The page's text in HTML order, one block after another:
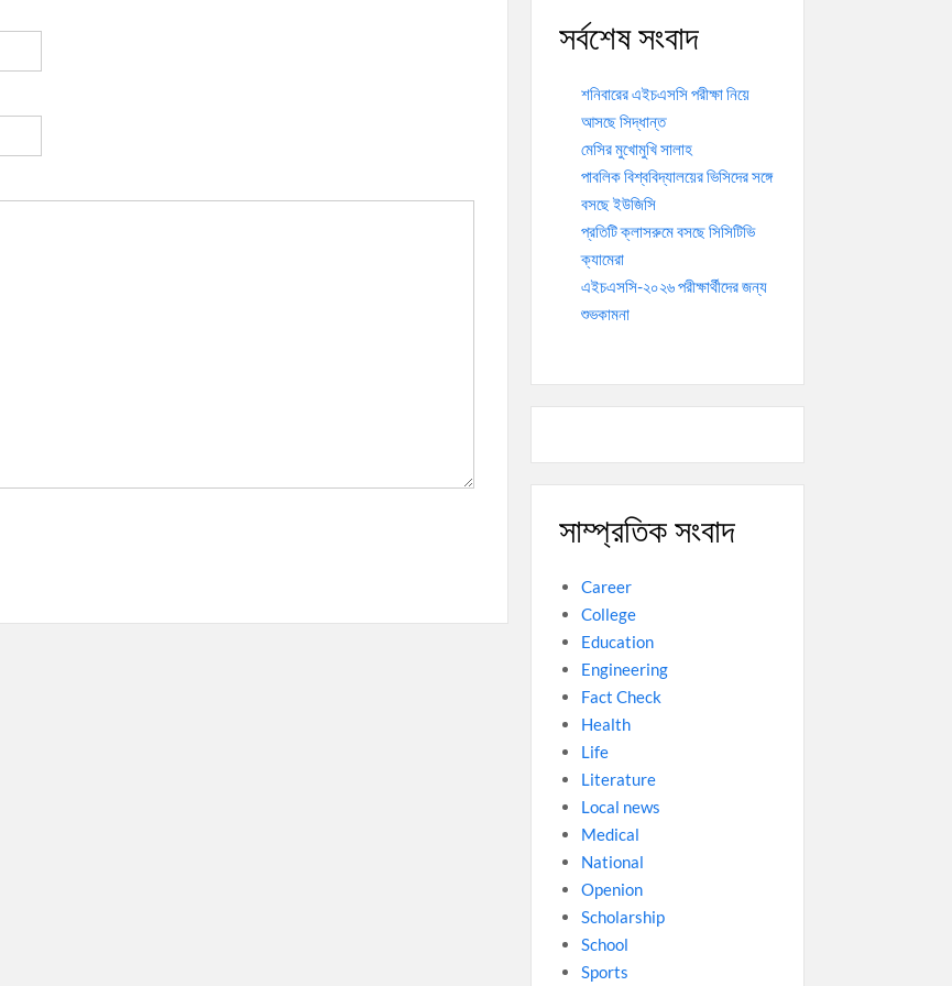
সর্বশেষ সংবাদ
শনিবারের এইচএসসি পরীক্ষা নিয়ে
আসছে সিদ্ধান্ত
মেসির মুখোমুখি সালাহ
পাবলিক বিশ্ববিদ্যালয়ের ভিসিদের সঙ্গে
বসছে ইউজিসি
প্রতিটি ক্লাসরুমে বসছে সিসিটিভি
ক্যামেরা
এইচএসসি-২০২৬ পরীক্ষার্থীদের জন্য
শুভকামনা
সাম্প্রতিক সংবাদ
Career
College
Education
Engineering
Fact Check
Health
Life
Literature
Local news
Medical
National
Openion
Scholarship
School
Sports